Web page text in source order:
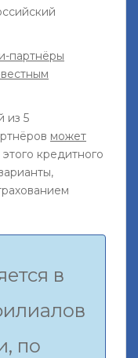
партнёры
из 5
может
кредитного
в
по